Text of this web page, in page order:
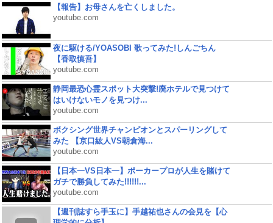
【報告】お母さんを亡くしました。
youtube.com
夜に駆ける/YOASOBI 歌ってみた!しんごちん
【香取慎吾】
youtube.com
静岡最恐心霊スポット大突撃!廃ホテルで見つけて
はいけないモノを見つけ...
youtube.com
ボクシング世界チャンピオンとスパーリングして
みた 【京口紘人VS朝倉海...
youtube.com
【日本一VS日本一】ポーカープロが人生を賭けて
ガチで勝負してみた!!!!!!...
youtube.com
【週刊誌すら手玉に】手越祐也さんの会見を【心